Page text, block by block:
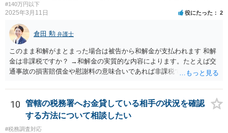
#140万円以下
2025年3月11日 役にたった 2
倉田 勲 弁護士
このまま和解がまとまった場合は被告から和解金が支払われます 和解
金は非課税ですか？ →和解金の実質的な内容によります。たとえば交
通事故の損害賠償金や慰謝料の意味合いであれば非課税ですが、残業
会計の話であり、弁護士では専門外になります。 税務会計の専門家は
税理士又は会計士になりますので、正確なところは税理士などにご相
談ください。
10
管轄の税務署へお金貸している相手の状況を確認
する方法について相談したい
#税務調査対応